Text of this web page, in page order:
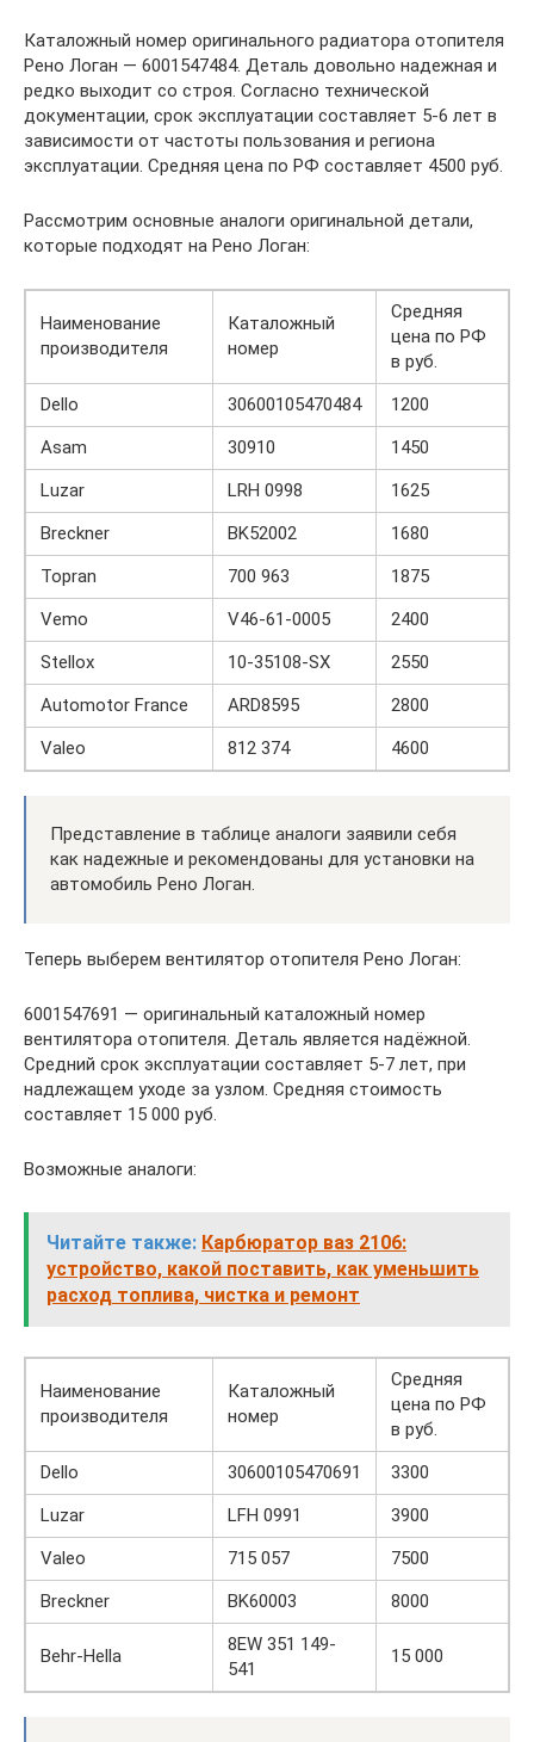
Каталожный номер оригинального радиатора отопителя
Рено Логан — 6001547484. Деталь довольно надежная и
редко выходит со строя. Согласно технической
документации, срок эксплуатации составляет 5-6 лет в
зависимости от частоты пользования и региона
эксплуатации. Средняя цена по РФ составляет 4500 руб.
Рассмотрим основные аналоги оригинальной детали,
которые подходят на Рено Логан:
Наименование
производителя
Каталожный
номер
Средняя
цена по РФ
в руб.
Dello
30600105470484
1200
Asam
30910
1450
Luzar
LRH 0998
1625
Breckner
BK52002
1680
Topran
700 963
1875
Vemo
V46-61-0005
2400
Stellox
10-35108-SX
2550
Automotor France
ARD8595
2800
Valeo
812 374 4600
Представление в таблице аналоги заявили себя
как надежные и рекомендованы для установки на
автомобиль Рено Логан.
Теперь выберем вентилятор отопителя Рено Логан:
6001547691 — оригинальный каталожный номер
вентилятора отопителя. Деталь является надёжной.
Средний срок эксплуатации составляет 5-7 лет, при
надлежащем уходе за узлом. Средняя стоимость
составляет 15 000 руб.
Возможные аналоги:
Читайте также: Карбюратор ваз 2106:
устройство, какой поставить, как уменьшить
расход топлива, чистка и ремонт
Наименование
производителя
Каталожный
номер
Средняя
цена по РФ
в руб.
Dello
30600105470691
3300
Luzar
LFH 0991
3900
Valeo
715 057
7500
Breckner
BK60003 8000
Behr-Hella
8EW 351 149-
541
15 000